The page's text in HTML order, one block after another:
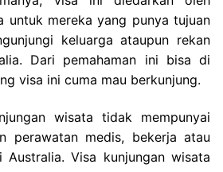
untuk mereka yang punya tujuan
keluarga ataupun rekan
Dari pemahaman ini bisa di
visa ini cuma mau berkunjung.
wisata tidak mempunyai
perawatan medis, bekerja atau
Australia. Visa kunjungan wisata